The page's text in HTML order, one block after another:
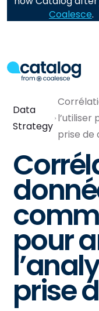
Coalesce.
Data
Strategy
l’utiliser
prise de
pour
prise